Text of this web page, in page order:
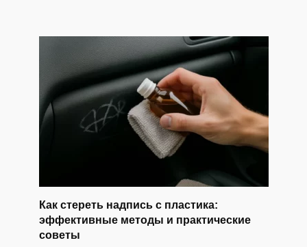
Как стереть надпись с пластика:
эффективные методы и практические
советы